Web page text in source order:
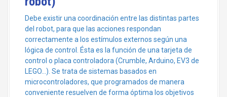
Debe existir una coordinación entre las distintas partes
del robot, para que las acciones respondan
correctamente a los estímulos externos según una
lógica de control. Ésta es la función de una tarjeta de
control o placa controladora (Crumble, Arduino, EV3 de
LEGO…). Se trata de sistemas basados en
microcontroladores, que programados de manera
conveniente resuelven de forma óptima los objetivos